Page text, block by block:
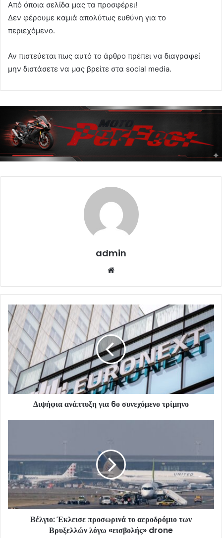
Από όποια σελίδα μας τα προσφέρει!
Δεν φέρουμε καμιά απολύτως ευθύνη για το
περιεχόμενο.
Αν πιστεύεται πως αυτό το άρθρο πρέπει να διαγραφεί
μην διστάσετε να μας βρείτε στα social media.
admin
Διψήφια ανάπτυξη για 6ο συνεχόμενο τρίμηνο
Βέλγιο: Έκλεισε προσωρινά το αεροδρόμιο των
Βρυξελλών λόγω «εισβολής» drone